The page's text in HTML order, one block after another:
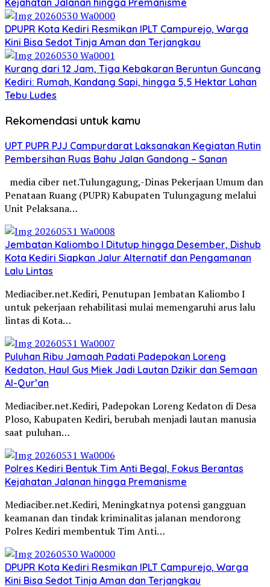
Kejahatan Jalanan hingga Premanisme
DPUPR Kota Kediri Resmikan IPLT Campurejo, Warga
Kini Bisa Sedot Tinja Aman dan Terjangkau
Kurang dari 12 Jam, Tiga Kebakaran Beruntun Guncang
Kediri: Rumah, Kandang Sapi, hingga 5,5 Hektar Lahan
Tebu Ludes
Rekomendasi untuk kamu
UPT PUPR PJJ Campurdarat Laksanakan Kegiatan Rutin
Pembersihan Ruas Bahu Jalan Gandong – Sanan
media ciber net.Tulungagung,-Dinas Pekerjaan Umum dan
Penataan Ruang (PUPR) Kabupaten Tulungagung melalui
Unit Pelaksana…
Jembatan Kaliombo I Ditutup hingga Desember, Dishub
Kota Kediri Siapkan Jalur Alternatif dan Pengamanan
Lalu Lintas
Mediaciber.net.Kediri, Penutupan Jembatan Kaliombo I
untuk pekerjaan rehabilitasi mulai memengaruhi arus lalu
lintas di Kota…
Puluhan Ribu Jamaah Padati Padepokan Loreng
Kedaton, Haul Gus Miek Jadi Lautan Dzikir dan Semaan
Al-Qur’an
Mediaciber.net.Kediri, Padepokan Loreng Kedaton di Desa
Ploso, Kabupaten Kediri, berubah menjadi lautan manusia
saat puluhan…
Polres Kediri Bentuk Tim Anti Begal, Fokus Berantas
Kejahatan Jalanan hingga Premanisme
Mediaciber.net.Kediri, Meningkatnya potensi gangguan
keamanan dan tindak kriminalitas jalanan mendorong
Polres Kediri membentuk Tim Anti…
DPUPR Kota Kediri Resmikan IPLT Campurejo, Warga
Kini Bisa Sedot Tinja Aman dan Terjangkau